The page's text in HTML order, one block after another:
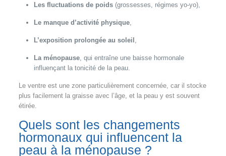
Les fluctuations de poids(grossesses, régimes yo-yo),
Le manque d’activité physique,
L’exposition prolongée au soleil
La ménopause, qui entraîne une baisse hormonale
influençant la tonicité de la peau.
Le ventre est une zone particulièrement concernée, car il stocke
plus facilement la graisse avec l’âge, et la peau y est souvent
étirée.
Quels sont les changements
hormonaux qui influencent la
peau à la ménopause ?